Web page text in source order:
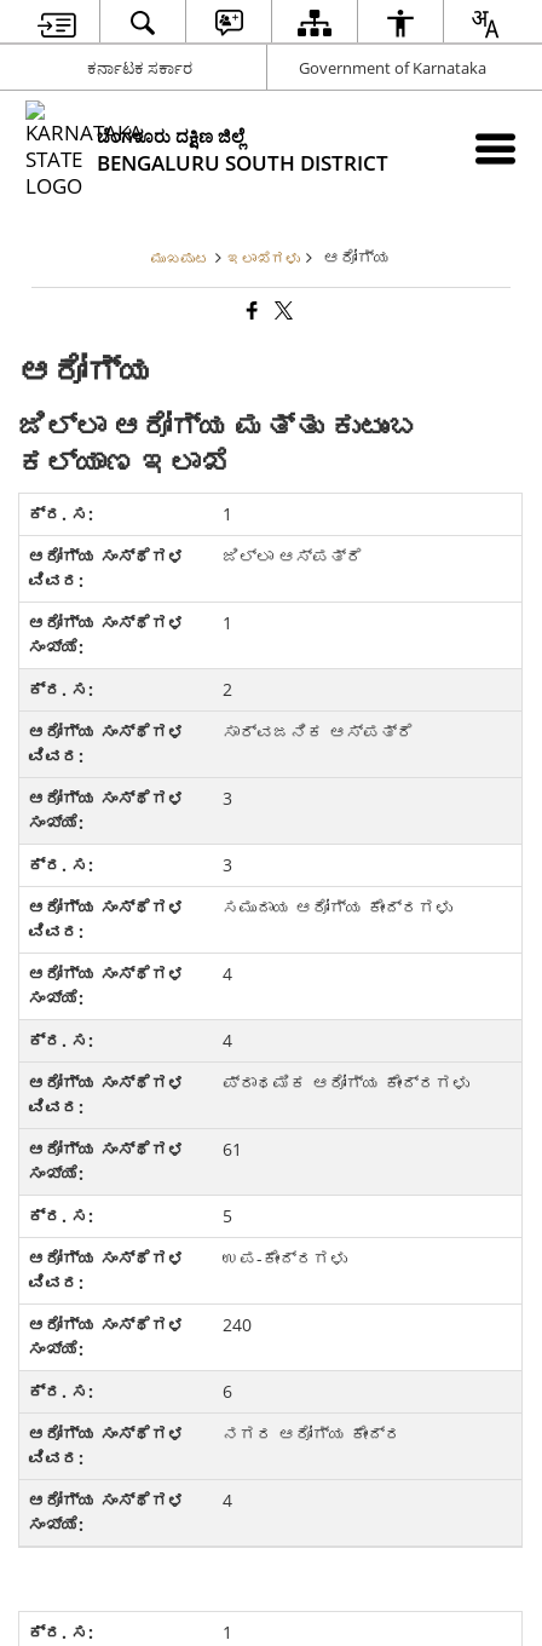
ಕರ್ನಾಟಕ ಸರ್ಕಾರ Government of Karnataka
ಬೆಂಗಳೂರು ದಕ್ಷಿಣ ಜಿಲ್ಲೆ
BENGALURU SOUTH DISTRICT
ಮುಖಪುಟ ಇಲಾಖೆಗಳು ಆರೋಗ್ಯ
ಆರೋಗ್ಯ
ಜಿಲ್ಲಾ ಆರೋಗ್ಯ ಮತ್ತು ಕುಟುಂಬ
ಕಲ್ಯಾಣ ಇಲಾಖೆ
1
ಜಿಲ್ಲಾ ಆಸ್ಪತ್ರೆ
1
2
ಸಾರ್ವಜನಿಕ ಆಸ್ಪತ್ರೆ
3
3
ಸಮುದಾಯ ಆರೋಗ್ಯ ಕೇಂದ್ರಗಳು
4
4
ಪ್ರಾಥಮಿಕ ಆರೋಗ್ಯ ಕೇಂದ್ರಗಳು
61
5
ಉಪ-ಕೇಂದ್ರಗಳು
240
6
ನಗರ ಆರೋಗ್ಯ ಕೇಂದ್ರ
4
1